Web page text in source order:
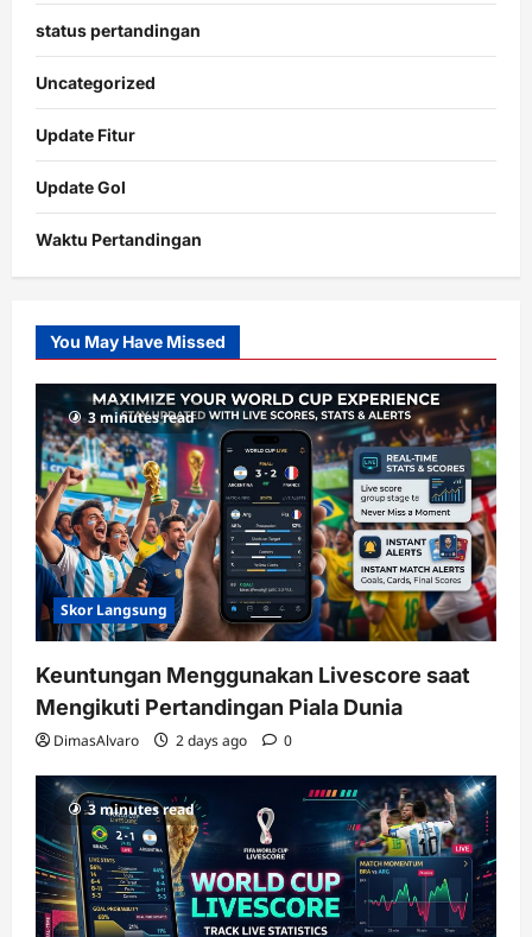
status pertandingan
Uncategorized
Update Fitur
Update Gol
Waktu Pertandingan
Slot
Gacor
RTP
terupdate
You May Have Missed
3 minutes read
Skor Langsung
Keuntungan Menggunakan Livescore saat
Mengikuti Pertandingan Piala Dunia
DimasAlvaro 2 days ago 0
3 minutes read